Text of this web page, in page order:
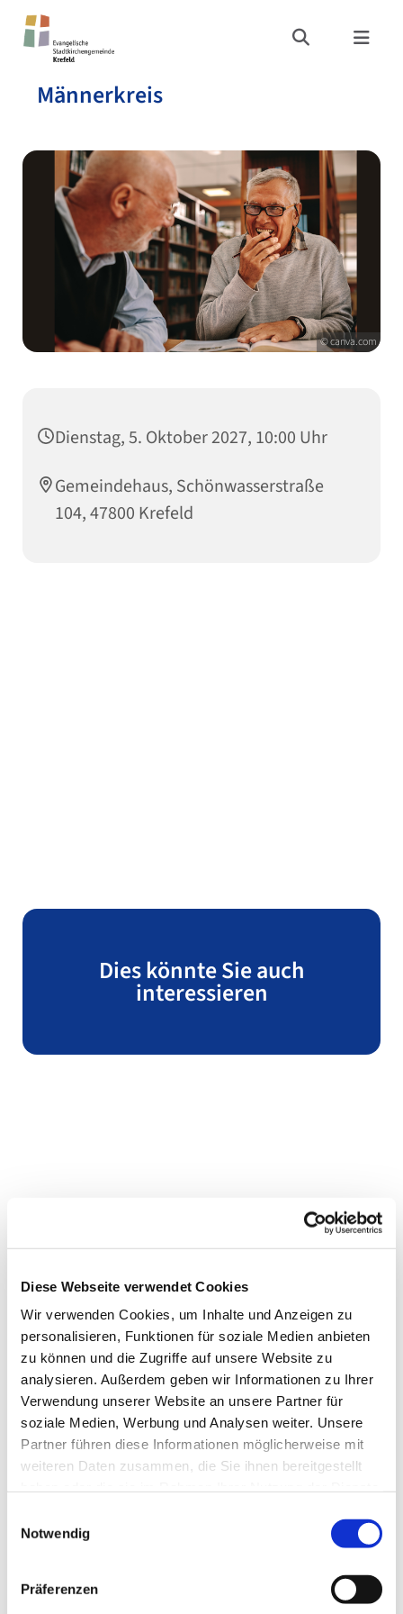
Diese Webseite verwendet Cookies
Wir verwenden Cookies, um Inhalte und Anzeigen zu
personalisieren, Funktionen für soziale Medien anbieten
zu können und die Zugriffe auf unsere Website zu
analysieren. Außerdem geben wir Informationen zu Ihrer
Verwendung unserer Website an unsere Partner für
soziale Medien, Werbung und Analysen weiter. Unsere
Partner führen diese Informationen möglicherweise mit
weiteren Daten zusammen, die Sie ihnen bereitgestellt
Notwendig
Präferenzen
Männerkreis
© canva.com
Dienstag, 5. Oktober 2027, 10:00 Uhr
Gemeindehaus, Schönwasserstraße
104, 47800 Krefeld
Dies könnte Sie auch
interessieren
Gemeindebrief
Stadtkirchengemeinde
Sommer 2026